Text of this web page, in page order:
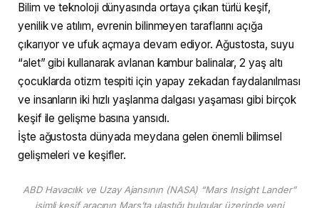
Bilim ve teknoloji dünyasında ortaya çıkan türlü keşif,
yenilik ve atılım, evrenin bilinmeyen taraflarını açığa
çıkarıyor ve ufuk açmaya devam ediyor. Ağustosta, suyu
“alet” gibi kullanarak avlanan kambur balinalar, 2 yaş altı
çocuklarda otizm tespiti için yapay zekadan faydalanılması
ve insanların iki hızlı yaşlanma dalgası yaşaması gibi birçok
keşif ile gelişme basına yansıdı.
İşte ağustosta dünyada meydana gelen önemli bilimsel
gelişmeleri ve keşifler.
ABD Havacılık ve Uzay Ajansının (NASA) “Mars Insight Lander”
isimli keşif aracının Mars’ta ulaştığı bulgular üzerinde yeni